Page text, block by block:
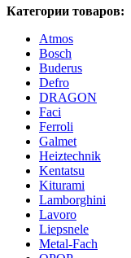
Категории товаров:
Atmos
Bosch
Buderus
Defro
DRAGON
Faci
Ferroli
Galmet
Heiztechnik
Kentatsu
Kiturami
Lamborghini
Lavoro
Liepsnele
Metal-Fach